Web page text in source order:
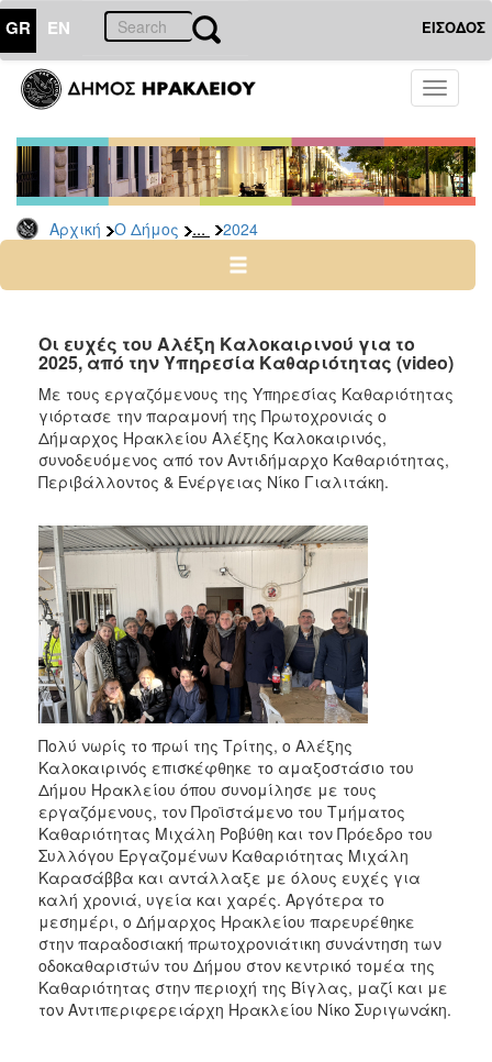
GR EN ΕΙΣΟΔΟΣ
Toggle
Αρχική Ο Δήμος ... 2024
ΔΗΜΟΣ
Δελτία
Τύπου
Αρχείο
2026
2024
2022
2021
2020
2019
2018
2017
2016
2015
2013
2012
2011
2010
2006
ΤΟΠΟΣ
ΠΟΛΙΤΙΣΜΟΣ
ΑΝΘΕΚΤΙΚΗ
ΠΟΛΗ
Οι ευχές του Αλέξη Καλοκαιρινού για το
2025, από την Υπηρεσία Καθαριότητας (video)
Με τους εργαζόμενους της Υπηρεσίας Καθαριότητας
γιόρτασε την παραμονή της Πρωτοχρονιάς ο
Δήμαρχος Ηρακλείου Αλέξης Καλοκαιρινός,
συνοδευόμενος από τον Αντιδήμαρχο Καθαριότητας,
Περιβάλλοντος & Ενέργειας Νίκο Γιαλιτάκη.
Πολύ νωρίς το πρωί της Τρίτης, ο Αλέξης
Καλοκαιρινός επισκέφθηκε το αμαξοστάσιο του
Δήμου Ηρακλείου όπου συνομίλησε με τους
εργαζόμενους, τον Προϊστάμενο του Τμήματος
Καθαριότητας Μιχάλη Ροβύθη και τον Πρόεδρο του
Συλλόγου Εργαζομένων Καθαριότητας Μιχάλη
Καρασάββα και αντάλλαξε με όλους ευχές για
καλή χρονιά, υγεία και χαρές. Αργότερα το
μεσημέρι, ο Δήμαρχος Ηρακλείου παρευρέθηκε
στην παραδοσιακή πρωτοχρονιάτικη συνάντηση των
οδοκαθαριστών του Δήμου στον κεντρικό τομέα της
Καθαριότητας στην περιοχή της Βίγλας, μαζί και με
τον Αντιπεριφερειάρχη Ηρακλείου Νίκο Συριγωνάκη.